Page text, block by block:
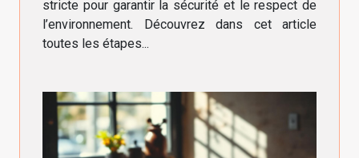
stricte pour garantir la sécurité et le respect de
l’environnement. Découvrez dans cet article
toutes les étapes...